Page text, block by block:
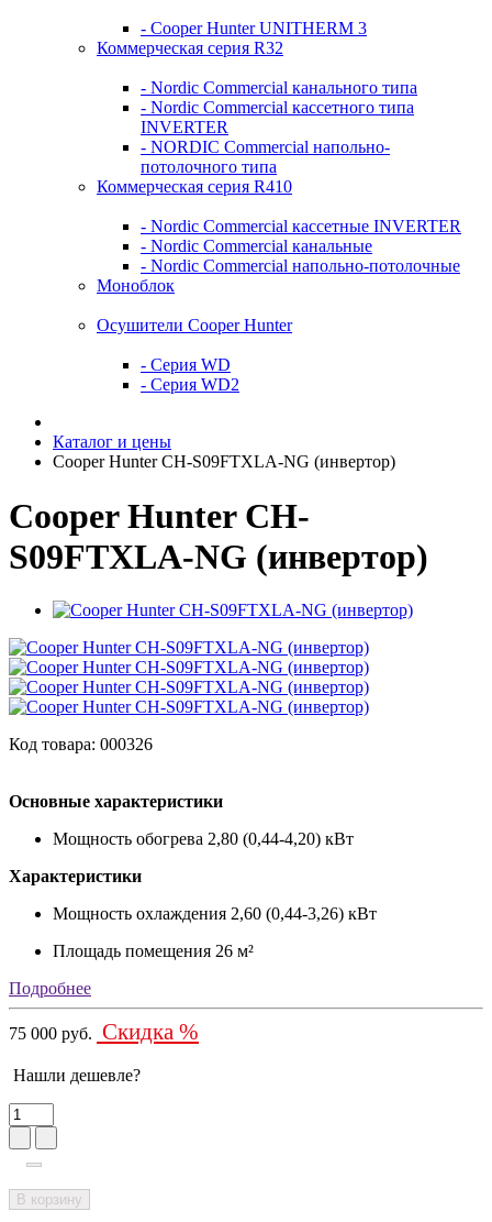
- Cooper Hunter UNITHERM 3
Коммерческая серия R32
- Nordic Commercial канального типа
- Nordic Commercial кассетного типа
INVERTER
- NORDIC Commercial напольно-
потолочного типа
Коммерческая серия R410
- Nordic Commercial кассетные INVERTER
- Nordic Commercial канальные
- Nordic Commercial напольно-потолочные
Моноблок
Осушители Cooper Hunter
- Серия WD
- Серия WD2
Каталог и цены
Cooper Hunter CH-S09FTXLA-NG (инвертор)
Cooper Hunter CH-
S09FTXLA-NG (инвертор)
Код товара: 000326
Основные характеристики
Мощность обогрева 2,80 (0,44-4,20) кВт
Характеристики
Мощность охлаждения 2,60 (0,44-3,26) кВт
Площадь помещения 26 м²
Подробнее
75 000 руб. Скидка %
Нашли дешевле?
В корзину